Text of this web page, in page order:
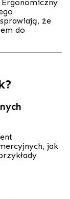
Ergonomiczny
że
do
jak